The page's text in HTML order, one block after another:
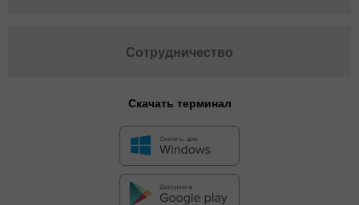
Сотрудничество
Скачать терминал